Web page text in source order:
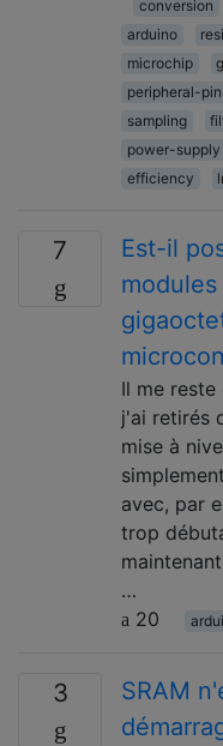
conversion
arduino
microchip
peripheral-
sampling
power-supply
efficiency
7
Est-il
Il me reste
j'ai retirés
mise à
avec, par
trop
…
20
3
SRAM